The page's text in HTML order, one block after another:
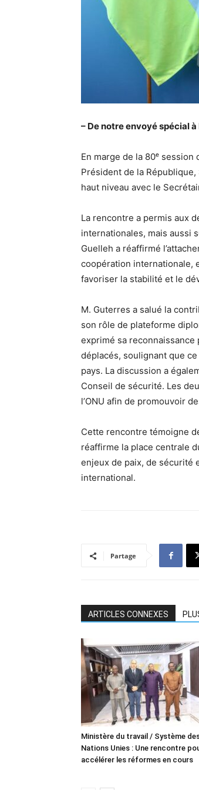
– De notre envoyé spécial
En marge de la 80ᵉ
Président de la
haut niveau avec le
La rencontre a permis aux
internationales, mais aussi
Guelleh a réaffirmé
coopération internationale,
favoriser la stabilité et le
M. Guterres a salué la
son rôle de plateforme
exprimé sa reconnaissance
déplacés, soulignant que
pays. La discussion a
Conseil de sécurité. Les
l’ONU afin de promouvoir
Cette rencontre témoigne
réaffirme la place centrale
enjeux de paix, de sécurité
international.
Partage
ARTICLES CONNEXES
Ministère du travail / Système
Nations Unies : Une rencontre
accélérer les réformes en cours